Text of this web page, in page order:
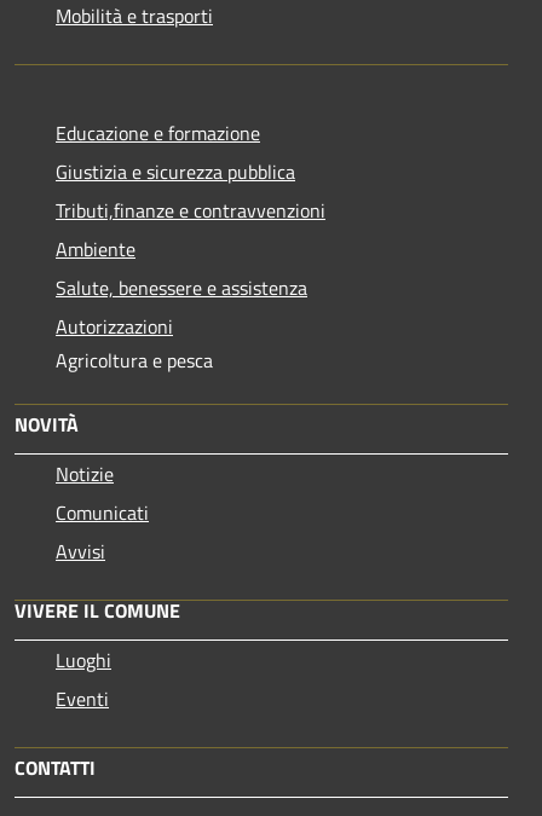
Mobilità e trasporti
Educazione e formazione
Giustizia e sicurezza pubblica
Tributi,finanze e contravvenzioni
Ambiente
Salute, benessere e assistenza
Autorizzazioni
Agricoltura e pesca
NOVITÀ
Notizie
Comunicati
Avvisi
VIVERE IL COMUNE
Luoghi
Eventi
CONTATTI